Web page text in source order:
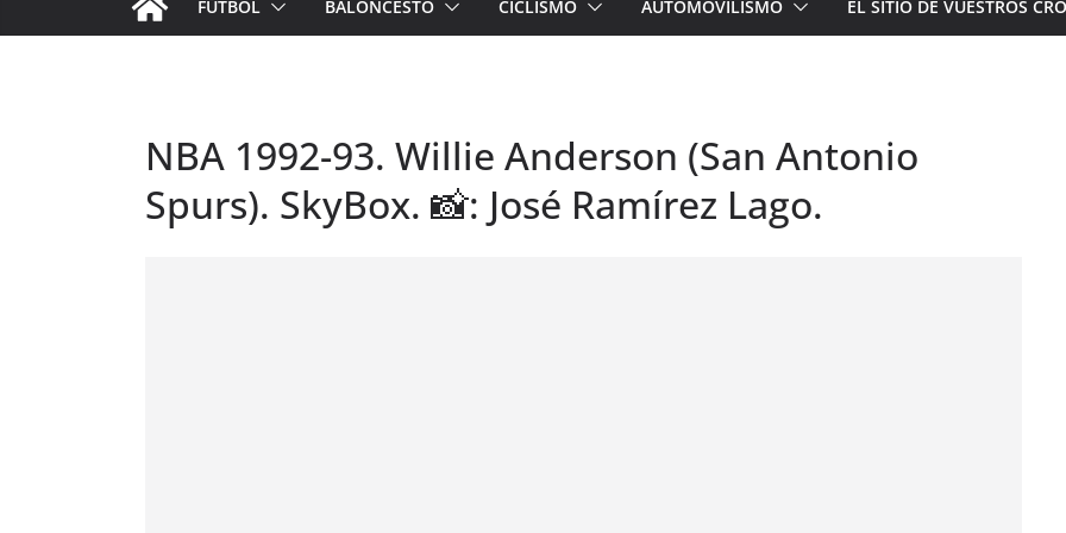
FÚTBOL BALONCESTO CICLISMO AUTOMOVILISMO EL SITIO DE VUESTROS
NBA 1992-93. Willie Anderson (San Antonio
Spurs). SkyBox. 📸: José Ramírez Lago.